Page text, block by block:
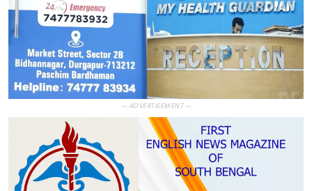
— ADVERTISEMENT —